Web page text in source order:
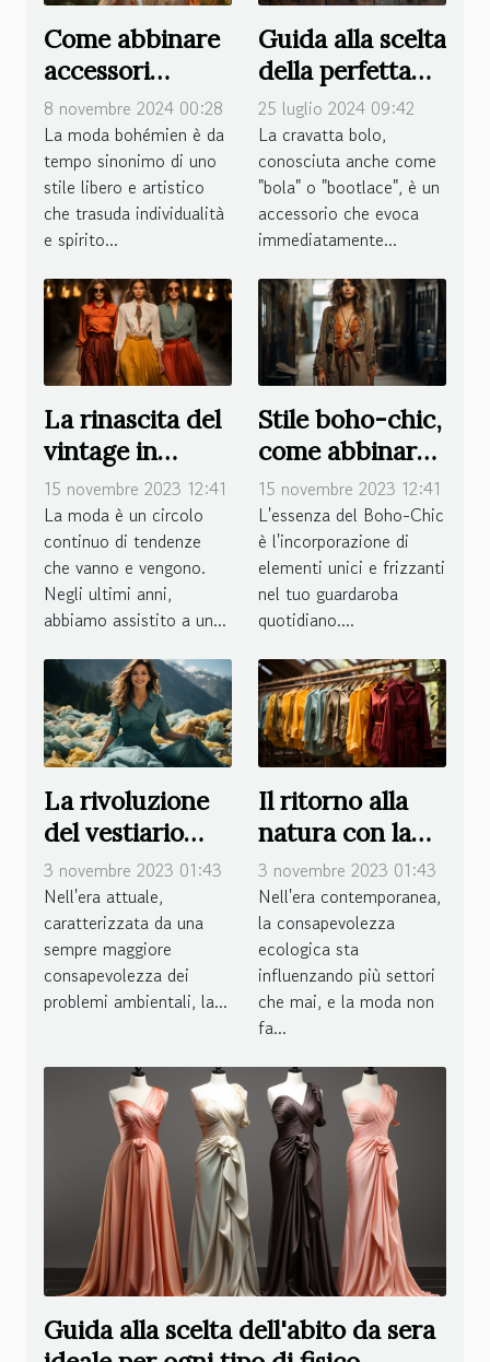
Come abbinare
accessori
bohémien con
ogni tipo di
abito
8 novembre 2024 00:28
La moda bohémien è da
tempo sinonimo di uno
stile libero e artistico
che trasuda individualità
e spirito...
Guida alla scelta
della perfetta
cravatta bolo
per ogni
occasione
25 luglio 2024 09:42
La cravatta bolo,
conosciuta anche come
"bola" o "bootlace", è un
accessorio che evoca
immediatamente...
La rinascita del
vintage in
passerella
15 novembre 2023 12:41
La moda è un circolo
continuo di tendenze
che vanno e vengono.
Negli ultimi anni,
abbiamo assistito a un...
Stile boho-chic,
come abbinare i
pezzi chiave
15 novembre 2023 12:41
L'essenza del Boho-Chic
è l'incorporazione di
elementi unici e frizzanti
nel tuo guardaroba
quotidiano....
La rivoluzione
del vestiario
eco-friendly
nell'industria
della moda
3 novembre 2023 01:43
Nell'era attuale,
caratterizzata da una
sempre maggiore
consapevolezza dei
problemi ambientali, la...
Il ritorno alla
natura con la
moda eco-
sostenibile
3 novembre 2023 01:43
Nell'era contemporanea,
la consapevolezza
ecologica sta
influenzando più settori
che mai, e la moda non
fa...
Guida alla scelta dell'abito da sera